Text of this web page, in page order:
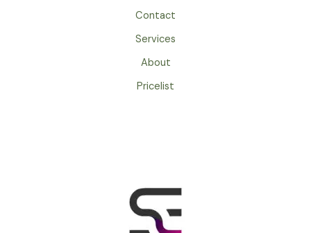
Contact
Services
About
Pricelist